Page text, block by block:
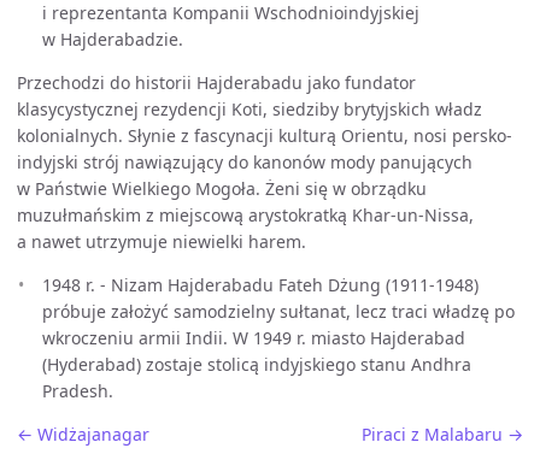
i reprezentanta Kompanii Wschodnioindyjskiej
w Hajderabadzie.
Przechodzi do historii Hajderabadu jako fundator
klasycystycznej rezydencji Koti, siedziby brytyjskich władz
kolonialnych. Słynie z fascynacji kulturą Orientu, nosi persko-
indyjski strój nawiązujący do kanonów mody panujących
w Państwie Wielkiego Mogoła. Żeni się w obrządku
muzułmańskim z miejscową arystokratką Khar-un-Nissa,
a nawet utrzymuje niewielki harem.
1948 r. - Nizam Hajderabadu Fateh Dżung (1911-1948)
próbuje założyć samodzielny sułtanat, lecz traci władzę po
wkroczeniu armii Indii. W 1949 r. miasto Hajderabad
(Hyderabad) zostaje stolicą indyjskiego stanu Andhra
Pradesh.
← Widżajanagar
Piraci z Malabaru →